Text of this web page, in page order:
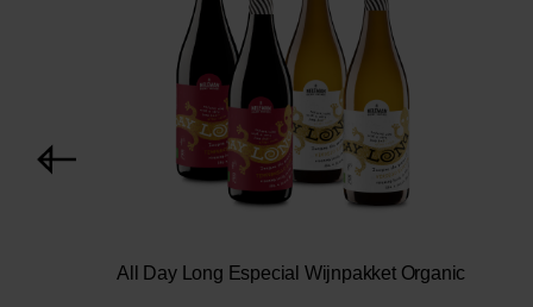
All Day Long Especial Wijnpakket Organic